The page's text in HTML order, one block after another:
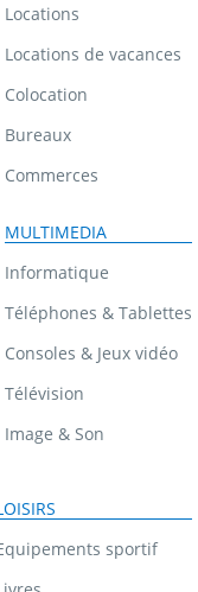
Locations
Locations de vacances
Colocation
Bureaux
Commerces
MULTIMEDIA
Informatique
Téléphones & Tablettes
Consoles & Jeux vidéo
Télévision
Image & Son
sportif